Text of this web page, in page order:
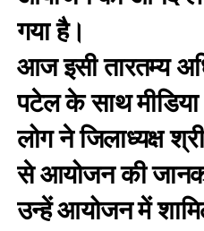
गया है।
आज इसी तारतम्य
पटेल के साथ
लोग ने जिलाध्यक्ष
से आयोजन की
उन्हें आयोजन में